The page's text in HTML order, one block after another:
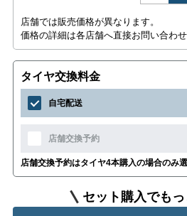
店舗では販売価格が異なります。
価格の詳細は各店舗へ直接お問い合わせ
タイヤ交換料金
自宅配送
店舗交換予約
店舗交換予約はタイヤ4本購入の場合のみ選
セット購入でもっ